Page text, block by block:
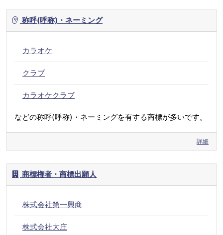
称呼(呼称)・ネーミング
カラオケ
クラブ
カラオケクラブ
などの称呼(呼称)・ネーミングを有する商標が多いです。
詳細
商標権者・商標出願人
株式会社第一興商
株式会社大庄